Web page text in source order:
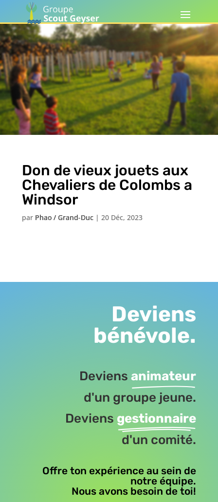
Don de vieux jouets aux
Chevaliers de Colombs a
Windsor
par Phao / Grand-Duc| 20 Déc, 2023
Deviens
bénévole.
Deviensanimateur
d'un groupe jeune.
Deviens gestionnaire
d'un comité.
Offre ton expérience au sein de
notre équipe.
Nous avons besoin de toi!